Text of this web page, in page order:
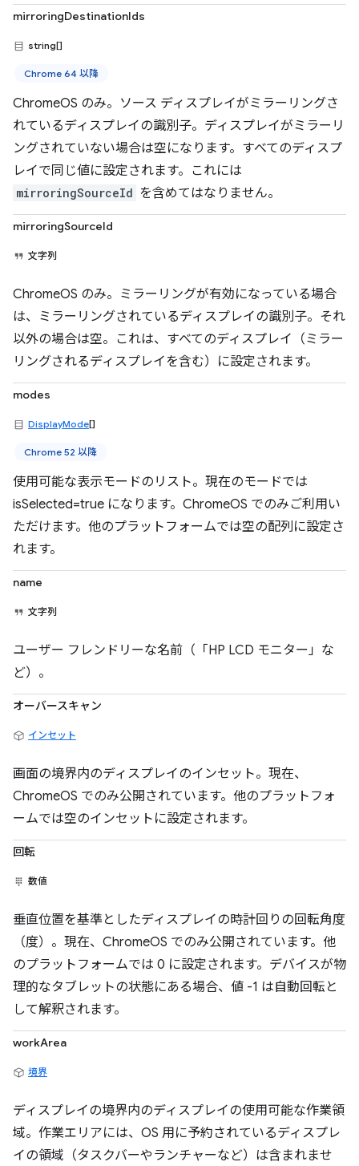
mirroringDestinationIds
string[]
Chrome 64 以降
ChromeOS のみ。ソース ディスプレイがミラーリングさ
れているディスプレイの識別子。ディスプレイがミラーリ
ングされていない場合は空になります。すべてのディスプ
レイで同じ値に設定されます。これには
mirroringSourceId を含めてはなりません。
mirroringSourceId
文字列
ChromeOS のみ。ミラーリングが有効になっている場合
は、ミラーリングされているディスプレイの識別子。それ
以外の場合は空。これは、すべてのディスプレイ（ミラー
リングされるディスプレイを含む）に設定されます。
modes
DisplayMode[]
Chrome 52 以降
使用可能な表示モードのリスト。現在のモードでは
isSelected=true になります。ChromeOS でのみご利用い
ただけます。他のプラットフォームでは空の配列に設定さ
れます。
name
文字列
ユーザー フレンドリーな名前（「HP LCD モニター」な
ど）。
オーバースキャン
インセット
画面の境界内のディスプレイのインセット。現在、
ChromeOS でのみ公開されています。他のプラットフォ
ームでは空のインセットに設定されます。
回転
数値
垂直位置を基準としたディスプレイの時計回りの回転角度
（度）。現在、ChromeOS でのみ公開されています。他
のプラットフォームでは 0 に設定されます。デバイスが物
理的なタブレットの状態にある場合、値 -1 は自動回転と
して解釈されます。
workArea
境界
ディスプレイの境界内のディスプレイの使用可能な作業領
域。作業エリアには、OS 用に予約されているディスプレ
イの領域（タスクバーやランチャーなど）は含まれませ